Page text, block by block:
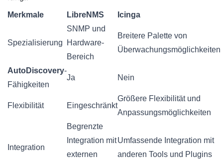
Merkmale LibreNMS Icinga
Spezialisierung
SNMP und
Hardware-
Bereich
Breitere Palette von
Überwachungsmöglichkeiten
AutoDiscovery-
Fähigkeiten
Ja Nein
Flexibilität Eingeschränkt
Größere Flexibilität und
Anpassungsmöglichkeiten
Integration
Begrenzte
Integration mit
externen
Umfassende Integration mit
anderen Tools und Plugins